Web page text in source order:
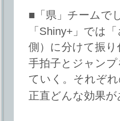
■「県」チームで
「Shiny+」では
側）に分けて振り
手拍子とジャン
ていく。それぞ
正直どんな効果が